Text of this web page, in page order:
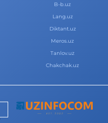
B-b.uz
Lang.uz
Diktant.uz
Meros.uz
Tanlov.uz
Chakchak.uz